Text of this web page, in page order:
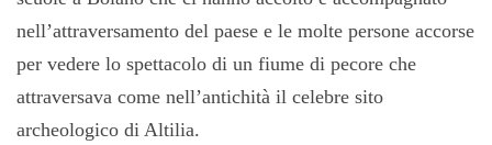
nell’attraversamento del paese e le molte persone accorse
per vedere lo spettacolo di un fiume di pecore che
attraversava come nell’antichità il celebre sito
archeologico di Altilia.